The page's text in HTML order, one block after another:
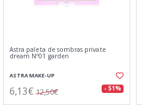
Astra paleta de sombras private
dream Nº01 garden
ASTRA MAKE-UP
6,13€ 12,50€ - 51%